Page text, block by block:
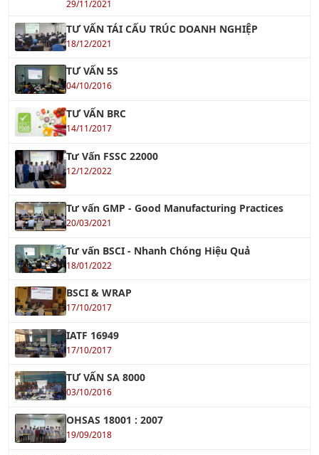
29/11/2021
TƯ VẤN TÁI CẤU TRÚC DOANH NGHIỆP
18/12/2021
TƯ VẤN 5S
04/10/2016
TƯ VẤN BRC
14/11/2017
Tư Vấn FSSC 22000
12/12/2022
Tư vấn GMP - Good Manufacturing Practices
20/03/2021
Tư vấn BSCI - Nhanh Chóng Hiệu Quả
18/01/2022
BSCI & WRAP
17/10/2017
IATF 16949
17/10/2017
TƯ VẤN SA 8000
03/10/2016
OHSAS 18001 : 2007
19/09/2018